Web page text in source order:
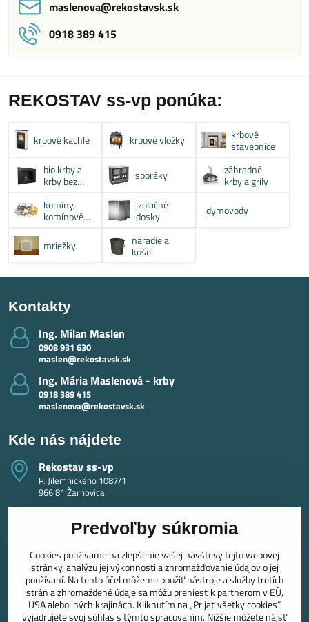
maslenova​@rekostavsk​.sk
0918 389 415
REKOSTAV ss-vp ponúka:
krbové kachle krbové vložky
krbové
stavebnice
bio krby a
krby bez
komína
sporáky
záhradné
krby a grily
komíny,
komínové
systémy
izolačné
dosky
dymovody
mriežky
náradie a
koše
Kontakty
Ing​. Milan Maslen
0908 931 630
maslen@rekostavsk.sk
Ing​. Mária Maslenová - krby
0918 389 415
maslenova@rekostavsk.sk
Kde nás nájdete
Rekostav ss-vp
P. Jilemnického 1087/1
966 81 Žarnovica
Predvoľby súkromia
Cookies používame na zlepšenie vašej návštevy tejto webovej
stránky, analýzu jej výkonnosti a zhromažďovanie údajov o jej
používaní. Na tento účel môžeme použiť nástroje a služby tretích
strán a zhromaždené údaje sa môžu preniesť k partnerom v EÚ,
USA alebo iných krajinách. Kliknutím na „Prijať všetky cookies“
vyjadrujete svoj súhlas s týmto spracovaním. Nižšie môžete nájsť